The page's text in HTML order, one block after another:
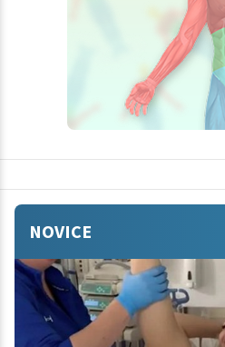
NOVICE